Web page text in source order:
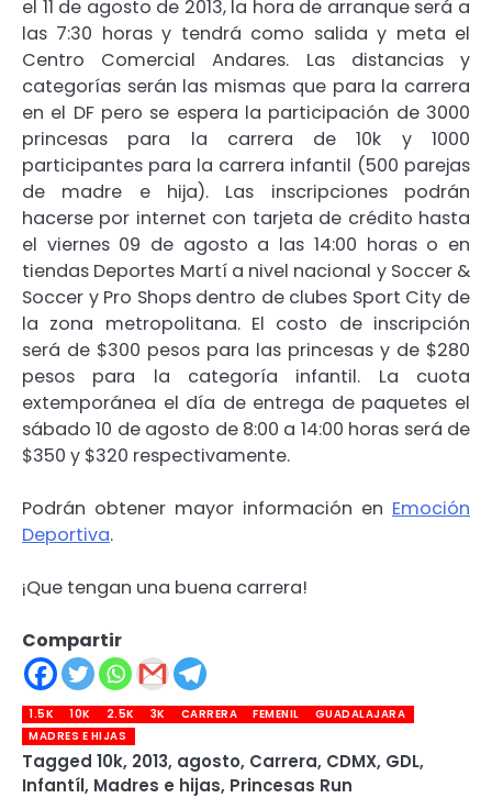
el 11 de agosto de 2013, la hora de arranque será a
las 7:30 horas y tendrá como salida y meta el
Centro Comercial Andares. Las distancias y
categorías serán las mismas que para la carrera
en el DF pero se espera la participación de 3000
princesas para la carrera de 10k y 1000
participantes para la carrera infantil (500 parejas
de madre e hija). Las inscripciones podrán
hacerse por internet con tarjeta de crédito hasta
el viernes 09 de agosto a las 14:00 horas o en
tiendas Deportes Martí a nivel nacional y Soccer &
Soccer y Pro Shops dentro de clubes Sport City de
la zona metropolitana. El costo de inscripción
será de $300 pesos para las princesas y de $280
pesos para la categoría infantil. La cuota
extemporánea el día de entrega de paquetes el
sábado 10 de agosto de 8:00 a 14:00 horas será de
$350 y $320 respectivamente.
Podrán obtener mayor información en Emoción
Deportiva.
¡Que tengan una buena carrera!
Compartir
1.5K 10K 2.5K 3K CARRERA FEMENIL
GUADALAJARA
MADRES E HIJAS
Tagged 10k, 2013, agosto, Carrera, CDMX, GDL,
Infantíl, Madres e hijas, Princesas Run